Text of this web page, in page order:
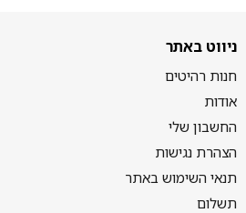
ניווט באתר
חנות רהיטים
אודות
החשבון שלי
הצהרת נגישות
תנאי השימוש באתר
תשלום